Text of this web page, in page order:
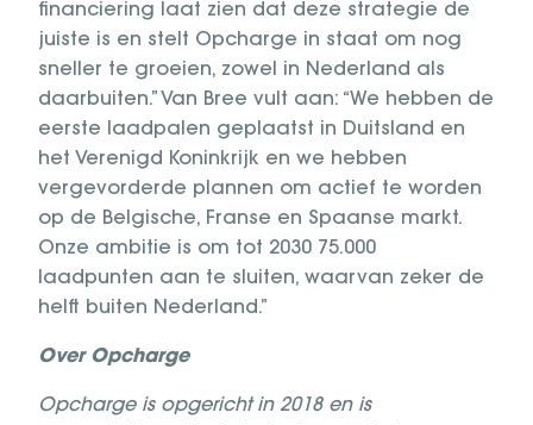
financiering laat zien dat deze strategie de
juiste is en stelt Opcharge in staat om nog
sneller te groeien, zowel in Nederland als
daarbuiten.” Van Bree vult aan: “We hebben de
eerste laadpalen geplaatst in Duitsland en
het Verenigd Koninkrijk en we hebben
vergevorderde plannen om actief te worden
op de Belgische, Franse en Spaanse markt.
Onze ambitie is om tot 2030 75.000
laadpunten aan te sluiten, waarvan zeker de
helft buiten Nederland.”
Over Opcharge
Opcharge is opgericht in 2018 en is